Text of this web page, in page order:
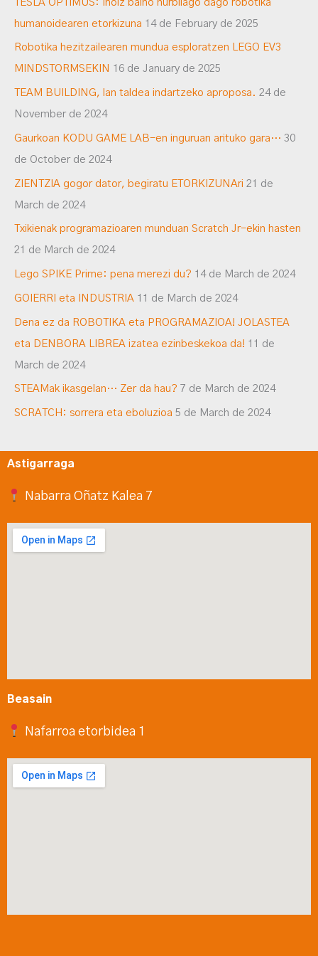
TESLA OPTIMUS: Inoiz baino hurbilago dago robotika
humanoidearen etorkizuna 14 de February de 2025
Robotika hezitzailearen mundua esploratzen LEGO EV3
MINDSTORMSEKIN 16 de January de 2025
TEAM BUILDING, lan taldea indartzeko aproposa. 24 de
November de 2024
Gaurkoan KODU GAME LAB-en inguruan arituko gara… 30
de October de 2024
ZIENTZIA gogor dator, begiratu ETORKIZUNAri 21 de
March de 2024
Txikienak programazioaren munduan Scratch Jr-ekin hasten
21 de March de 2024
Lego SPIKE Prime: pena merezi du? 14 de March de 2024
GOIERRI eta INDUSTRIA 11 de March de 2024
Dena ez da ROBOTIKA eta PROGRAMAZIOA! JOLASTEA
eta DENBORA LIBREA izatea ezinbeskekoa da! 11 de
March de 2024
STEAMak ikasgelan… Zer da hau? 7 de March de 2024
SCRATCH: sorrera eta eboluzioa 5 de March de 2024
Astigarraga
Nabarra Oñatz Kalea 7
Beasain
Nafarroa etorbidea 1